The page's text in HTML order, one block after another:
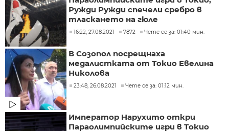
Ружди Ружди спечели сребро в
тласкането на гюле
16:22, 27.08.2021 7872 Чете се за: 01:40 мин.
В Созопол посрещнаха
медалистката от Токио Евелина
Николова
23:48, 26.08.2021 Чете се за: 01:12 мин.
Император Нарухито откри
Параолимпийските игри в Токио